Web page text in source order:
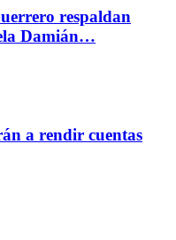
respaldan
Damián…
a rendir cuentas